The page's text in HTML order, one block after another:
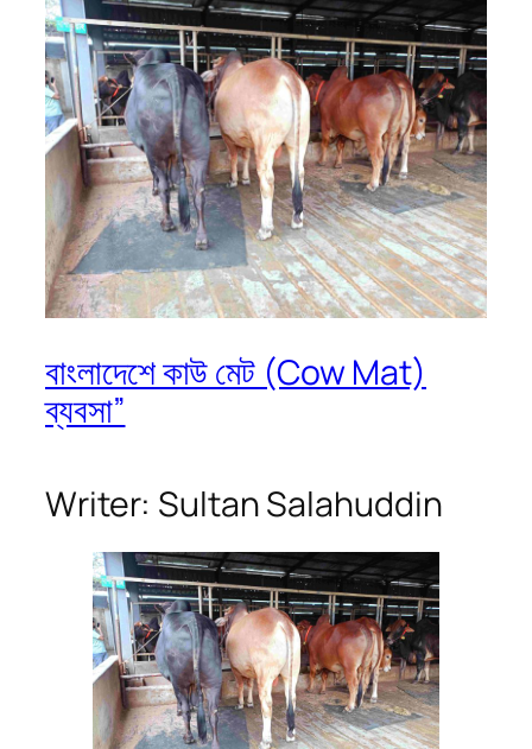
বাংলাদেশে কাউ মেট (Cow Mat)
ব্যবসা”
Writer: Sultan Salahuddin